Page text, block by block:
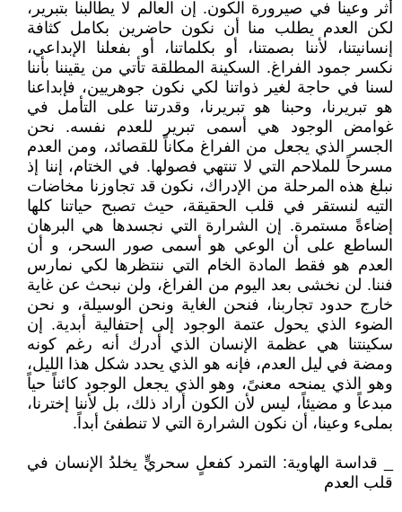
أثر وعينا في صيرورة الكون. إن العالم لا يطالبنا بتبرير،
لكن العدم يطلب منا أن نكون حاضرين بكامل كثافة
إنسانيتنا، لأننا بصمتنا، أو بكلماتنا، أو بفعلنا الإبداعي،
نكسر جمود الفراغ. السكينة المطلقة تأتي من يقيننا بأننا
لسنا في حاجة لغير ذواتنا لكي نكون جوهريين، فإبداعنا
هو تبريرنا، وحبنا هو تبريرنا، وقدرتنا على التأمل في
غوامض الوجود هي أسمى تبرير للعدم نفسه. نحن
الجسر الذي يجعل من الفراغ مكاناً للقصائد، ومن العدم
مسرحاً للملاحم التي لا تنتهي فصولها. في الختام، إننا إذ
نبلغ هذه المرحلة من الإدراك، نكون قد تجاوزنا مخاضات
التيه لنستقر في قلب الحقيقة، حيث تصبح حياتنا كلها
إضاءةً مستمرة. إن الشرارة التي نجسدها هي البرهان
الساطع على أن الوعي هو أسمى صور السحر، و أن
العدم هو فقط المادة الخام التي ننتظرها لكي نمارس
فننا. لن نخشى بعد اليوم من الفراغ، ولن نبحث عن غاية
خارج حدود تجاربنا، فنحن الغاية ونحن الوسيلة، و نحن
الضوء الذي يحول عتمة الوجود إلى إحتفالية أبدية. إن
سكينتنا هي عظمة الإنسان الذي أدرك أنه رغم كونه
ومضة في ليل العدم، فإنه هو الذي يحدد شكل هذا الليل،
وهو الذي يمنحه معنىً، وهو الذي يجعل الوجود كائناً حياً
مبدعاً و مضيئاً، ليس لأن الكون أراد ذلك، بل لأننا إخترنا،
بملىء وعينا، أن نكون الشرارة التي لا تنطفئ أبداً.
_ قداسة الهاوية: التمرد كفعلٍ سحريٍّ يخلدُ الإنسان في
قلب العدم